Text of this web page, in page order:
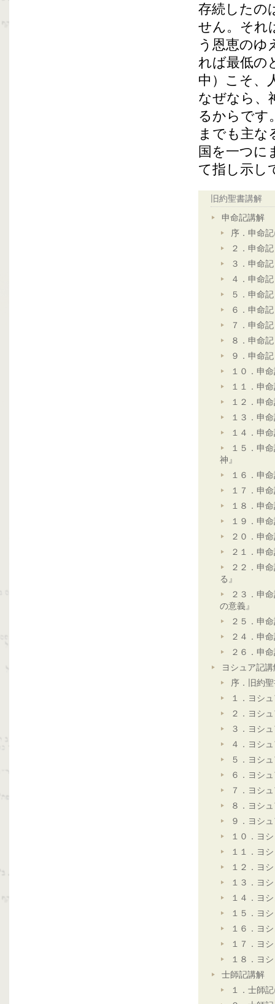
存続したの
せん。それ
う恩恵のゆ
れば最低の
中）こそ、
なぜなら、
るからです
までも主な
国を一つに
て指し示し
旧約聖書講解
申命記講解
序．申命
２．申命
３．申命
４．申命
５．申命
６．申命
７．申命
８．申命
９．申命
１０．申
１１．申
１２．申
１３．申
１４．申
１５．申
神』
１６．申
１７．申
１８．申
１９．申
２０．申
２１．申
２２．申
る』
２３．申
の意義』
２５．申
２４．申
２６．申
ヨシュア記講
序．旧約
１．ヨシ
２．ヨシ
３．ヨシ
４．ヨシ
５．ヨシ
６．ヨシ
７．ヨシ
８．ヨシ
９．ヨシ
１０．ヨ
１１．ヨ
１２．ヨ
１３．ヨ
１４．ヨ
１５．ヨ
１６．ヨ
１７．ヨ
１８．ヨ
士師記講解
１．士師